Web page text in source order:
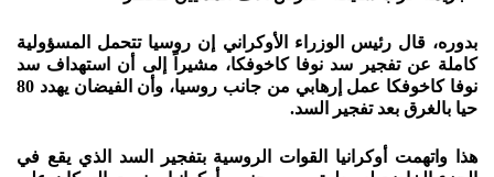
بدوره، قال رئيس الوزراء الأوكراني إن روسيا تتحمل المسؤولية
كاملة عن تفجير سد نوفا كاخوفكا، مشيراً إلى أن استهداف سد
نوفا كاخوفكا عمل إرهابي من جانب روسيا، وأن الفيضان يهدد 80
حيا بالغرق بعد تفجير السد.
هذا واتهمت أوكرانيا القوات الروسية بتفجير السد الذي يقع في